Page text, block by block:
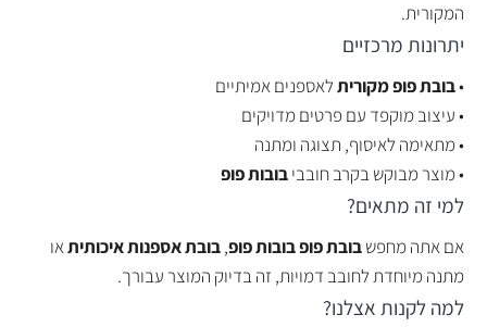
המקורית.
יתרונות מרכזיים
•בובת פופ מקוריתלאספנים אמיתיים
• עיצוב מוקפד עם פרטים מדויקים
• מתאימה לאיסוף, תצוגה ומתנה
• מוצר מבוקש בקרב חובביבובות פופ
למי זה מתאים?
אם אתה מחפשבובת פופ בובות פופ,בובת אספנות איכותיתאו
מתנה מיוחדת לחובב דמויות, זה בדיוק המוצר עבורך.
למה לקנות אצלנו?